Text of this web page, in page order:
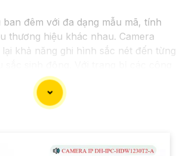
ban đêm với đa dạng mẫu mã, tính
thương hiệu khác nhau. Camera
khả năng ghi hình sắc nét đến từng
vào ban đêm, camera wifi cho
rõ ràng vật thể và người mà
cường sự an toàn cho gia đình và